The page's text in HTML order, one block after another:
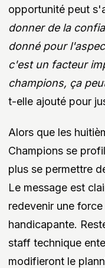
opportunité peut
donner de la
donné pour
c'est un facteur
champions, ça
t-elle ajouté pour
Alors que les
Champions se
plus se permettre
Le message est
redevenir une
handicapante.
staff technique
modifieront le